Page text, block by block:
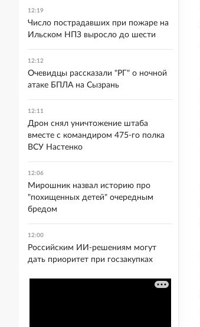
12:19
Число пострадавших при пожаре на
Ильском НПЗ выросло до шести
12:12
Очевидцы рассказали "РГ" о ночной
атаке БПЛА на Сызрань
12:11
Дрон снял уничтожение штаба
вместе с командиром 475-го полка
ВСУ Настенко
12:06
Мирошник назвал историю про
"похищенных детей" очередным
бредом
12:00
Российским ИИ-решениям могут
дать приоритет при госзакупках